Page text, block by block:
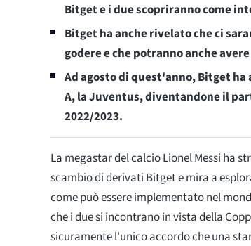
Bitget e i due scopriranno come
Bitget ha anche rivelato che ci
godere e che potranno anche
Ad agosto di quest'anno, Bitget
A, la Juventus, diventandone il
2022/2023.
La megastar del calcio Lionel Messi ha
scambio di derivati Bitget e mira a
come può essere implementato nel
che i due si incontrano in vista della
sicuramente l'unico accordo che una